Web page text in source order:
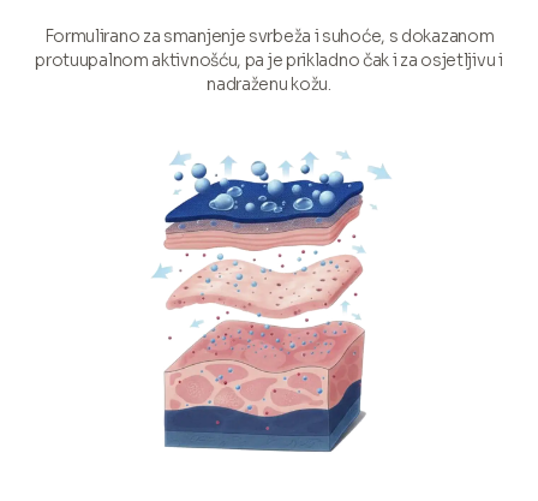
Formulirano za smanjenje svrbeža i suhoće, s dokazanom
protuupalnom aktivnošću, pa je prikladno čak i za osjetljivu i
nadraženu kožu.